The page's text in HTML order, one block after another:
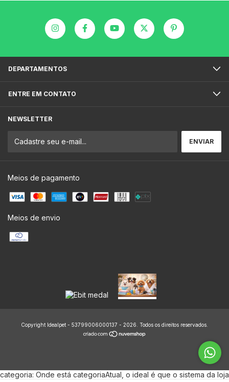
DEPARTAMENTOS
ENTRE EM CONTATO
NEWSLETTER
Meios de pagamento
Meios de envio
Copyright Idealpet - 53799006000137 - 2026. Todos os direitos reservados.
categoria: Onde está categoriaAtual, o ideal é que o sistema da loja